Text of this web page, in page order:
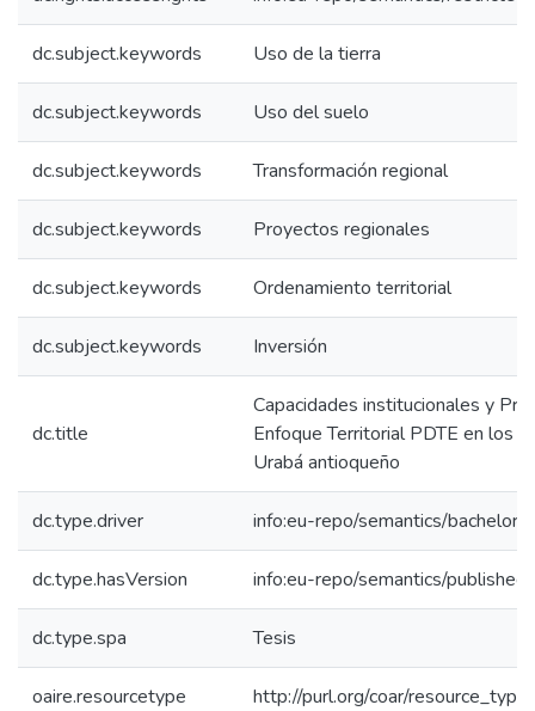
dc.subject.keywords Uso de la tierra
dc.subject.keywords Uso del suelo
dc.subject.keywords Transformación regional
dc.subject.keywords Proyectos regionales
dc.subject.keywords Ordenamiento territorial
dc.subject.keywords Inversión
dc.title
Capacidades institucionales y
Enfoque Territorial PDTE en los
Urabá antioqueño
dc.type.driver info:eu-repo/semantics/
dc.type.hasVersion info:eu-repo/semantics/
dc.type.spa Tesis
oaire.resourcetype http://purl.org/coar/